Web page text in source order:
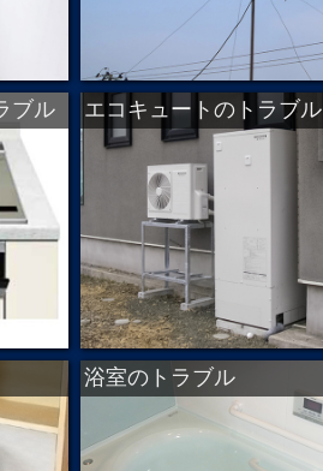
ブル エコキュートのトラブル
浴室のトラブル